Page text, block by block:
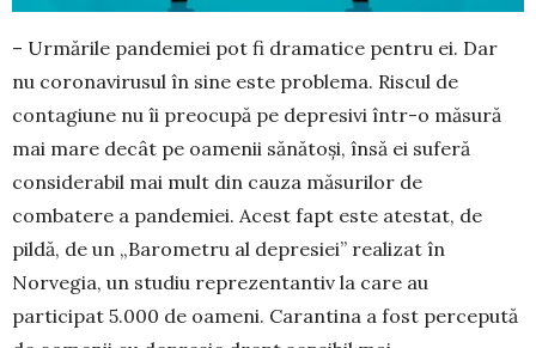
– Urmările pandemiei pot fi dramatice pentru ei. Dar
nu coronavirusul în sine este problema. Riscul de
contagiune nu îi preocupă pe depresivi într-o măsură
mai mare decât pe oamenii sănătoși, însă ei suferă
considerabil mai mult din cauza măsurilor de
combatere a pandemiei. Acest fapt este atestat, de
pildă, de un „Barometru al depre­siei” realizat în
Norvegia, un studiu reprezentantiv la care au
participat 5.000 de oameni. Carantina a fost percepută